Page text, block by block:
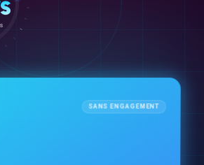
SANS ENGAGEMENT